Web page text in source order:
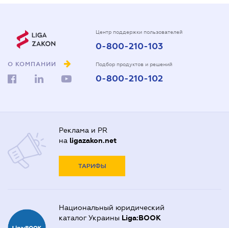
О КОМПАНИИ
Центр поддержки пользователей
0-800-210-103
Подбор продуктов и решений
0-800-210-102
Реклама и PR
на ligazakon.net
ТАРИФЫ
Национальный юридический
каталог Украины Liga:BOOK